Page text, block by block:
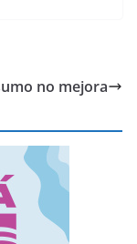
no mejora